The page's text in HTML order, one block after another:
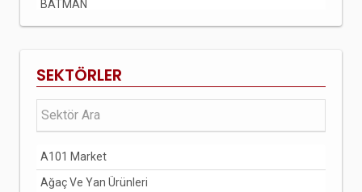
BATMAN
BAYBURT
BİNGÖL
BİTLİS
BOLU
BURDUR
BURSA
SEKTÖRLER
A101 Market
Ağaç Ve Yan Ürünleri